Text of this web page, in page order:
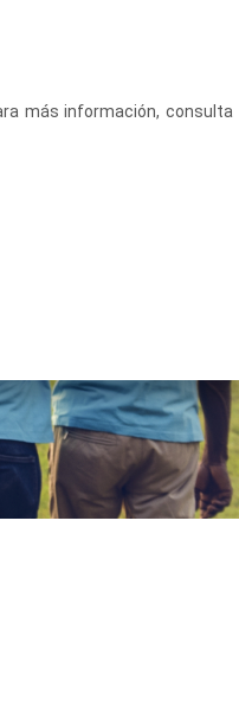
más información, consulta